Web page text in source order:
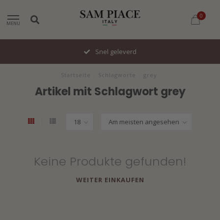
MENU
0
Snel geleverd
Startseite Schlagworte grey
Artikel mit Schlagwort grey
Keine Produkte gefunden!
WEITER EINKAUFEN